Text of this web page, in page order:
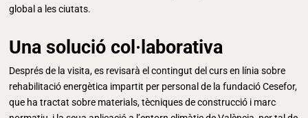
global a les ciutats.
Una solució col·laborativa
Després de la visita, es revisarà el contingut del curs en línia sobre
rehabilitació energètica impartit per personal de la fundació Cesefor,
que ha tractat sobre materials, tècniques de construcció i marc